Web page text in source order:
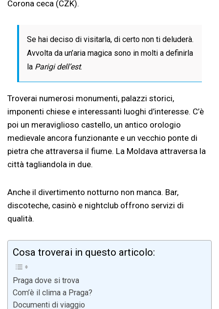
Corona ceca (CZK).
Se hai deciso di visitarla, di certo non ti deluderà.
Avvolta da un’aria magica sono in molti a definirla
la Parigi dell’est.
Troverai numerosi monumenti, palazzi storici,
imponenti chiese e interessanti luoghi d’interesse. C’è
poi un meraviglioso castello, un antico orologio
medievale ancora funzionante e un vecchio ponte di
pietra che attraversa il fiume. La Moldava attraversa la
città tagliandola in due.
Anche il divertimento notturno non manca. Bar,
discoteche, casinò e nightclub offrono servizi di
qualità.
Cosa troverai in questo articolo:
Praga dove si trova
Com’è il clima a Praga?
Documenti di viaggio